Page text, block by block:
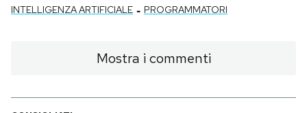
INTELLIGENZA ARTIFICIALE - PROGRAMMATORI
Mostra i commenti